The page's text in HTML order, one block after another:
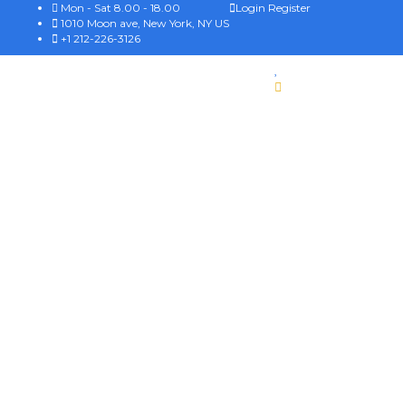
Login Register
Mon - Sat 8.00 - 18.00
1010 Moon ave, New York, NY US
+1 212-226-3126